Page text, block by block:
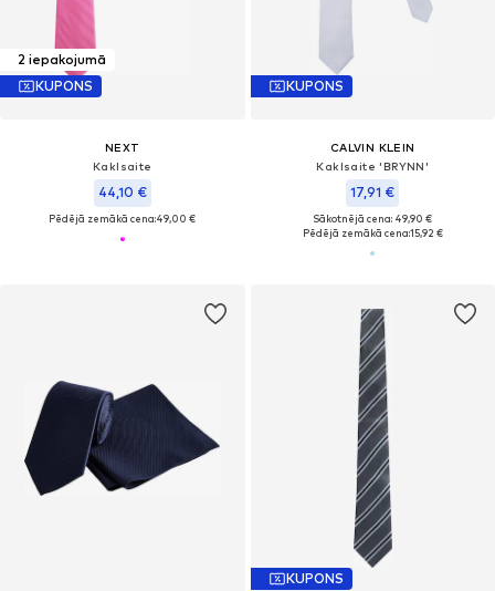
2 iepakojumā
KUPONS
NEXT
Kaklsaite
44,10 €
Pēdējā zemākā cena:49,00 €
KUPONS
CALVIN KLEIN
Kaklsaite 'BRYNN'
17,91 €
Sākotnējā cena: 49,90 €
Pēdējā zemākā cena:15,92 €
KUPONS